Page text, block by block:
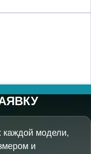
каждой модели,
и